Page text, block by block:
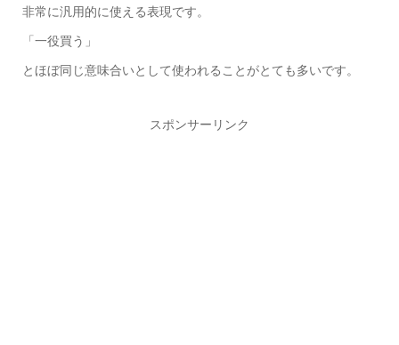
非常に汎用的に使える表現です。
「一役買う」
とほぼ同じ意味合いとして使われることがとても多いです。
スポンサーリンク